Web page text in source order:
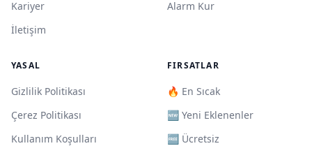
Kariyer
İletişim
Alarm Kur
YASAL
Gizlilik Politikası
Çerez Politikası
Kullanım Koşulları
FIRSATLAR
🔥 En Sıcak
🆕 Yeni Eklenenler
🆓 Ücretsiz